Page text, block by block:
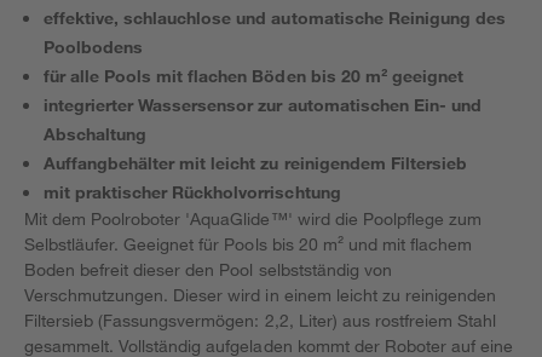
effektive, schlauchlose und automatische Reinigung des
Poolbodens
für alle Pools mit flachen Böden bis 20 m² geeignet
integrierter Wassersensor zur automatischen Ein- und
Abschaltung
Auffangbehälter mit leicht zu reinigendem Filtersieb
mit praktischer Rückholvorrischtung
Mit dem Poolroboter 'AquaGlide™' wird die Poolpflege zum
Selbstläufer. Geeignet für Pools bis 20 m² und mit flachem
Boden befreit dieser den Pool selbstständig von
Verschmutzungen. Dieser wird in einem leicht zu reinigenden
Filtersieb (Fassungsvermögen: 2,2, Liter) aus rostfreiem Stahl
gesammelt. Vollständig aufgeladen kommt der Roboter auf eine